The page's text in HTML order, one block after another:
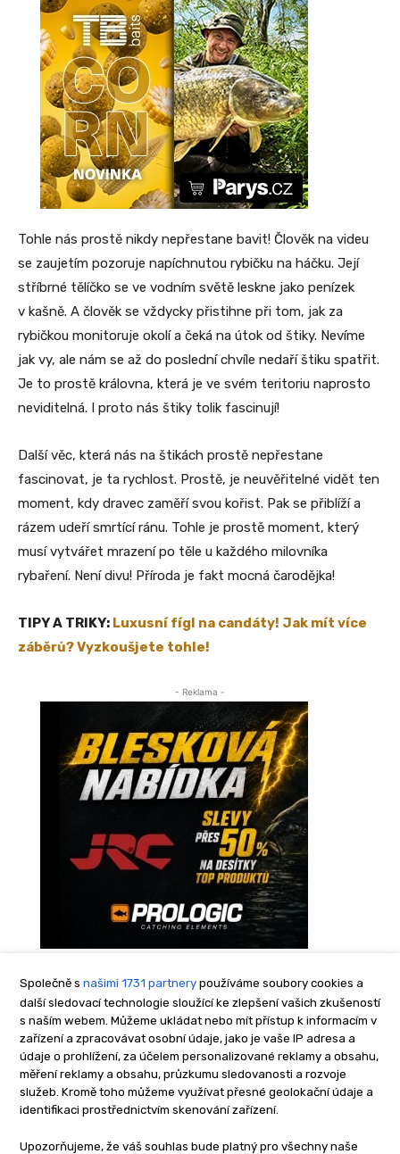
Společně s našimi 1731 partnery používáme soubory cookies a
další sledovací technologie sloužící ke zlepšení vašich zkušeností
s naším webem. Můžeme ukládat nebo mít přístup k informacím v
zařízení a zpracovávat osobní údaje, jako je vaše IP adresa a
údaje o prohlížení, za účelem personalizované reklamy a obsahu,
měření reklamy a obsahu, průzkumu sledovanosti a rozvoje
služeb. Kromě toho můžeme využívat přesné geolokační údaje a
identifikaci prostřednictvím skenování zařízení.
Upozorňujeme, že váš souhlas bude platný pro všechny naše